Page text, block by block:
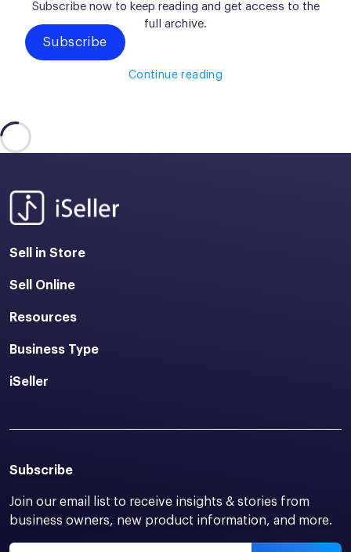
Subscribe now to keep reading and get access to the
full archive.
Subscribe
Continue reading
Sell in Store
Sell Online
Resources
Business Type
iSeller
Subscribe
Join our email list to receive insights & stories from
business owners, new product information, and more.